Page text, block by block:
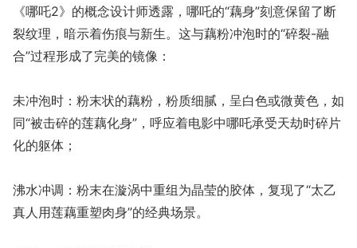
《哪吒2》的概念设计师透露，哪吒的“藕身”刻意保留了断
裂纹理，暗示着伤痕与新生。这与藕粉冲泡时的“碎裂-融
合”过程形成了完美的镜像：
未冲泡时：粉末状的藕粉，粉质细腻，呈白色或微黄色，如
同“被击碎的莲藕化身”，呼应着电影中哪吒承受天劫时碎片
化的躯体；
沸水冲调：粉末在漩涡中重组为晶莹的胶体，复现了“太乙
真人用莲藕重塑肉身”的经典场景。